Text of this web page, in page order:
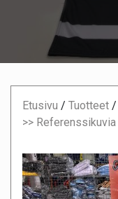
Etusivu / Tuotteet /
>> Referenssikuvia